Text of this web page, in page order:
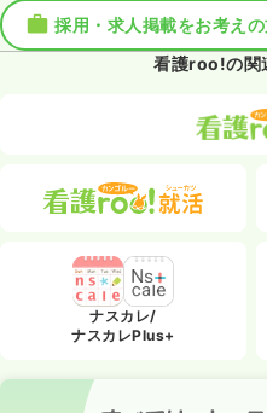
採用・求人掲載をお考え
看護roo!の関
ナスカレ/
ナスカレPlus+